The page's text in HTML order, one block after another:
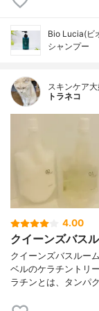
Bio Lucia(ビ
シャンプー
スキンケア大
トラネコ
4.00
クイーンズバス
クイーンズバスルー
ベルのケラチントリ
ラチンとは、タンパ